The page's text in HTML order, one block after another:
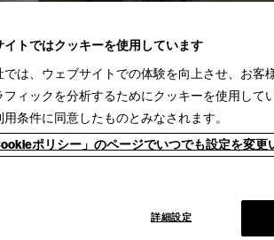
イトではクッキーを使用しています
では、ウェブサイトでの体験を向上させ、お客
フィックを分析するためにクッキーを使用して
用条件に同意したものとみなされます。
ポリシー」のページでいつでも設定を変更
詳細設定